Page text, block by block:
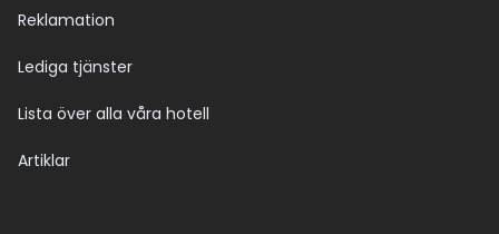
Reklamation
Lediga tjänster
Lista över alla våra hotell
Artiklar